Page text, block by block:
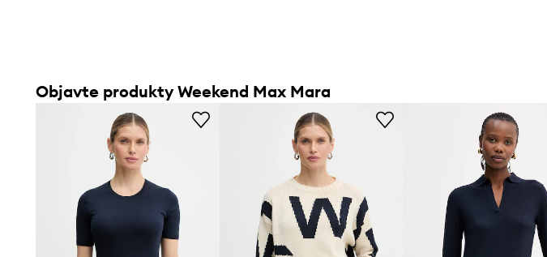
Objavte produkty Weekend Max Mara